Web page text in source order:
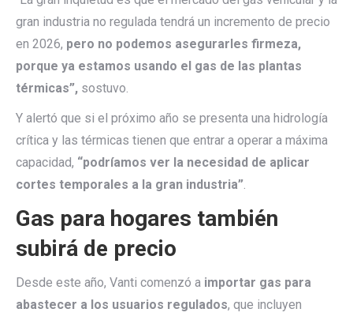
gran industria no regulada tendrá un incremento de precio
en 2026, pero no podemos asegurarles firmeza,
porque ya estamos usando el gas de las plantas
térmicas”, sostuvo.
Y alertó que si el próximo año se presenta una hidrología
crítica y las térmicas tienen que entrar a operar a máxima
capacidad, “podríamos ver la necesidad de aplicar
cortes temporales a la gran industria”.
Gas para hogares también
subirá de precio
Desde este año, Vanti comenzó a importar gas para
abastecer a los usuarios regulados, que incluyen